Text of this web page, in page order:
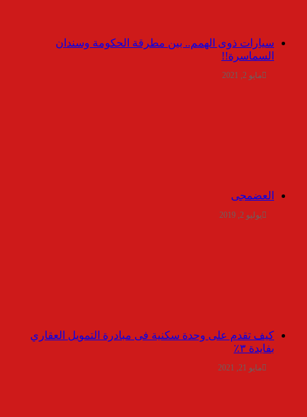
سيارات ذوى الهمم.. بين مطرقة الحكومة وسندان
السماسرة!!
مايو 2, 2021
العضمجى
يوليو 2, 2019
كيف تقدم على وحدة سكنية فى مبادرة التمويل العقاري
بفايدة ٣٪
مايو 21, 2021